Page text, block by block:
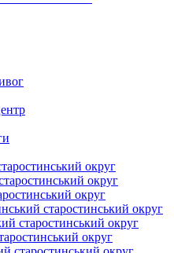
округ
округ
округ
старостинський округ
старостинський округ
округ